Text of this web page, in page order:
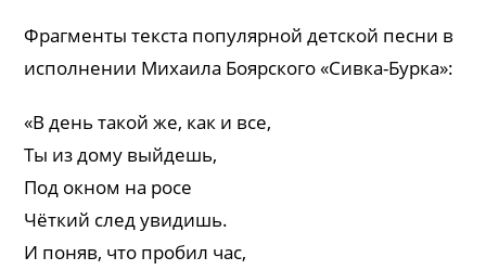
Фрагменты текста популярной детской песни в
исполнении Михаила Боярского «Сивка-Бурка»:
«В день такой же, как и все,
Ты из дому выйдешь,
Под окном на росе
Чёткий след увидишь.
И поняв, что пробил час,